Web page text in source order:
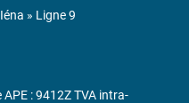
» Ligne 9
APE : 9412Z TVA intra-